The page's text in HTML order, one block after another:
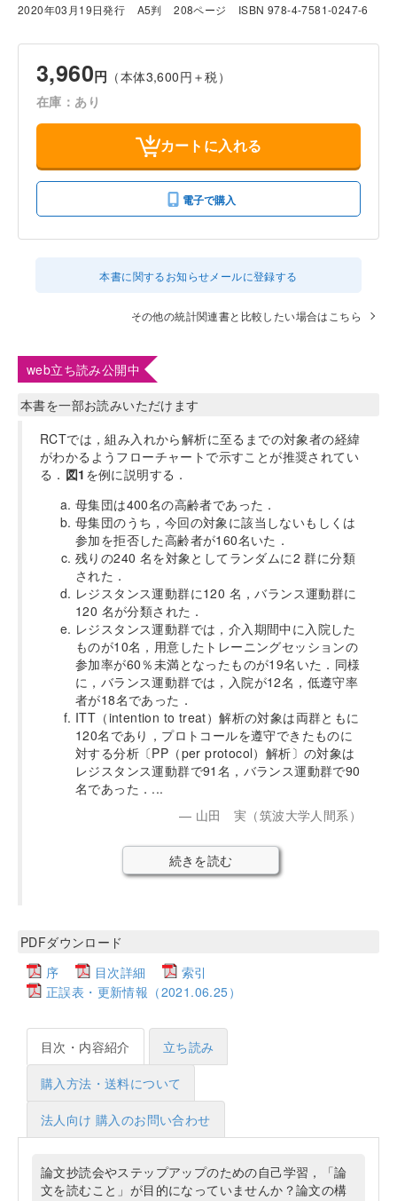
2020年03月19日発行
A5判 208ページ ISBN 978-4-7581-0247-6
3,960円 （本体3,600円＋税）
在庫：あり
カートに入れる
電子で購入
本書に関するお知らせメールに登録する
その他の統計関連書と比較したい場合はこちら
web立ち読み公開中
本書を一部お読みいただけます
RCTでは，組み入れから解析に至るまでの対象者の経緯
がわかるようフローチャートで示すことが推奨されてい
る． 図1 を例に説明する．
母集団は400名の高齢者であった．
母集団のうち，今回の対象に該当しないもしくは
参加を拒否した高齢者が160名いた．
残りの240 名を対象としてランダムに2 群に分類
された．
レジスタンス運動群に120 名，バランス運動群に
120 名が分類された．
レジスタンス運動群では，介入期間中に入院した
ものが10名，用意したトレーニングセッションの
参加率が60％未満となったものが19名いた．同様
に，バランス運動群では，入院が12名，低遵守率
者が18名であった．
ITT（intention to treat）解析の対象は両群ともに
120名であり，プロトコールを遵守できたものに
対する分析〔PP（per protocol）解析〕の対象は
レジスタンス運動群で91名，バランス運動群で90
名であった．...
山田 実（筑波大学人間系）
続きを読む
PDFダウンロード
序
目次詳細
索引
正誤表・更新情報（2021.06.25）
目次・内容紹介 立ち読み
購入方法・送料について
法人向け 購入のお問い合わせ
論文抄読会やステップアップのための自己学習，「論
文を読むこと」が目的になっていませんか？論文の構